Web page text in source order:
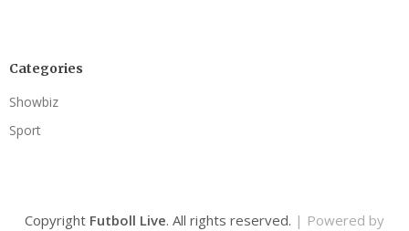
Categories
Showbiz
Sport
Copyright Futboll Live. All rights reserved. | Powered by